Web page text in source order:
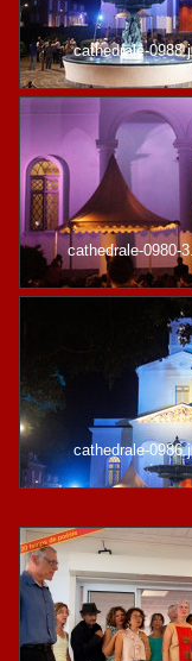
cathedrale-
cathedrale-0980-
cathedrale-